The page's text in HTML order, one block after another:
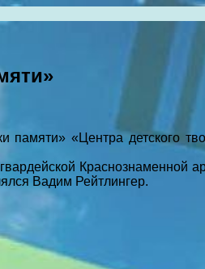
«Центра детского
Краснознаменной
Вадим Рейтлингер.